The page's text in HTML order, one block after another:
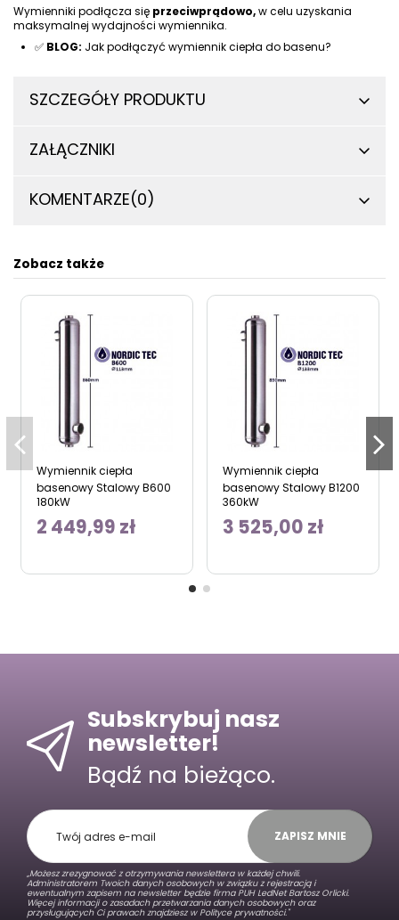
Wymienniki podłącza się przeciwprądowo,w celu uzyskania
maksymalnej wydajności wymiennika.
✅ BLOG: Jak podłączyć wymiennik ciepła do basenu?
SZCZEGÓŁY PRODUKTU
ZAŁĄCZNIKI
KOMENTARZE(0)
Zobacz także
Wymiennik ciepła
basenowy Stalowy B600
180kW
2 449,99 zł
Wymiennik ciepła
basenowy Stalowy B1200
360kW
3 525,00 zł
Subskrybuj nasz
newsletter!
Bądź na bieżąco.
ZAPISZ MNIE
„Możesz zrezygnować z otrzymywania newslettera w każdej chwili.
Administratorem Twoich danych osobowych w związku z rejestracją i
ewentualnym zapisem na newsletter będzie firma PUH LedNet Bartosz Orlicki.
Więcej informacji o zasadach przetwarzania danych osobowych oraz
przysługujących Ci prawach znajdziesz wPolityce prywatności."